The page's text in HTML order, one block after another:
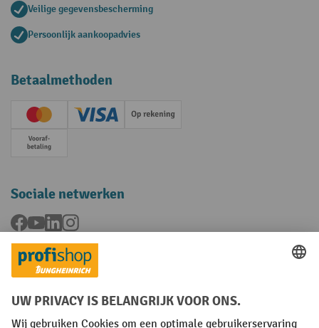
Veilige gegevensbescherming
Persoonlijk aankoopadvies
Betaalmethoden
Creditcard (Master)Creditcard (Visa)Op rekening
Vooruitbetaling
Sociale netwerken
Facebook
YouTubeLinkedInInstagram
Talen
FR NL